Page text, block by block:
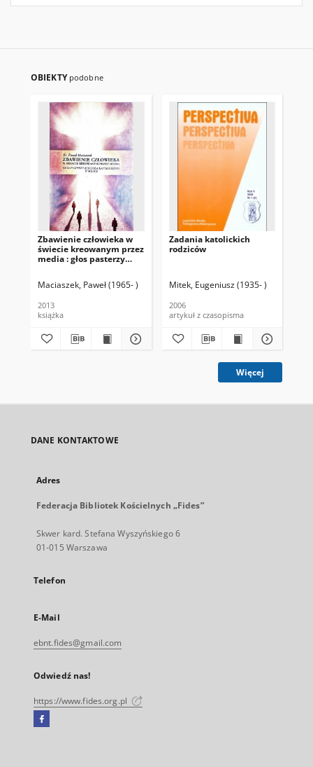
OBIEKTY podobne
Zbawienie człowieka w
świecie kreowanym przez
media : głos pasterzy
Maciaszek, Paweł (1965- )
2013
książka
Zadania katolickich
rodziców
Mitek, Eugeniusz (1935- )
2006
artykuł z czasopisma
Więcej
DANE KONTAKTOWE
Adres
Federacja Bibliotek Kościelnych „Fides”
Skwer kard. Stefana Wyszyńskiego 6
01-015 Warszawa
Telefon
E-Mail
ebnt.fides@gmail.com
Odwiedź nas!
https://www.fides.org.pl
Facebook